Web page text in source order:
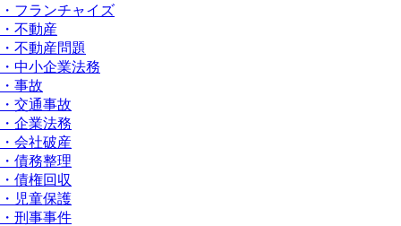
・フランチャイズ
・不動産
・不動産問題
・中小企業法務
・事故
・交通事故
・企業法務
・会社破産
・債務整理
・債権回収
・児童保護
・刑事事件